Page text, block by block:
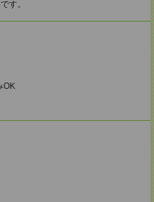
す。
OK